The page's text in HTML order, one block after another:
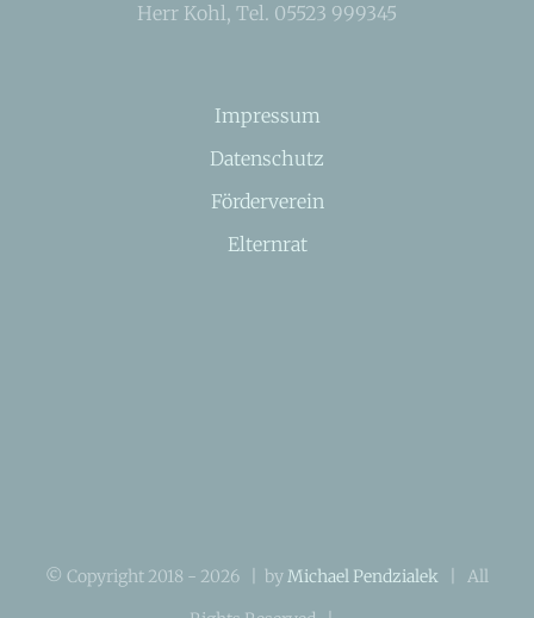
Herr Kohl, Tel. 05523 999345
Impressum
Datenschutz
Förderverein
Elternrat
© Copyright 2018 - 2026 | byMichael Pendzialek | All